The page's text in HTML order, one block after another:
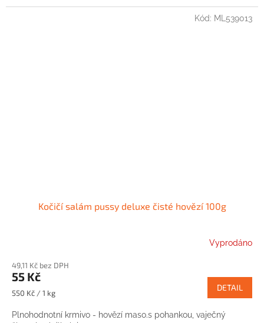
Kočičí salám pussy deluxe čisté hovězí 100g
Vyprodáno
49,11 Kč bez DPH
55 Kč
Měrná
550 Kč / 1 kg
DETAIL
Plnohodnotní krmivo - hovězí maso.s pohankou, vaječný
Kód: ML539013